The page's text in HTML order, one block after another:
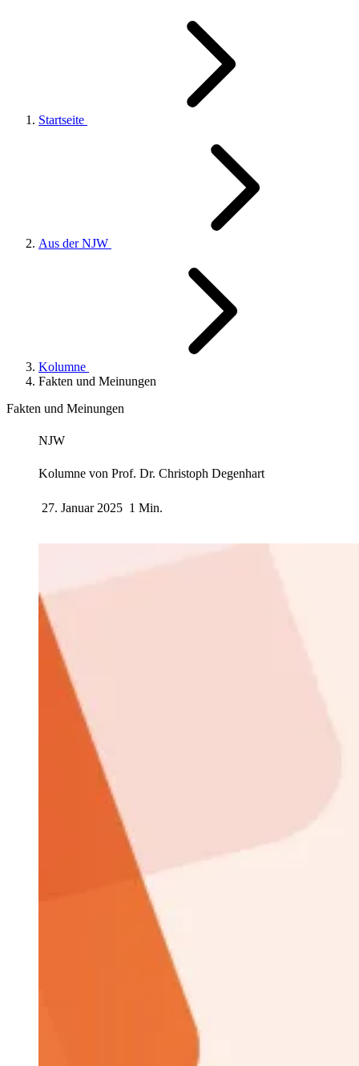
Startseite
Aus der NJW
Kolumne
Fakten und Meinungen
Fakten und Meinungen
NJW
Kolumne von Prof. Dr. Christoph Degenhart
27. Januar 2025 1 Min.